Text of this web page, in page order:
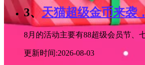
3、天猫超级金币来袭
8月的活动主要有88超级会员节、
更新时间:2026-08-03